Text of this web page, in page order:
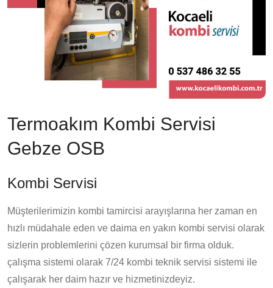
Termoakım Kombi Servisi
Gebze OSB
Kombi Servisi
Müşterilerimizin kombi tamircisi arayışlarına her zaman en
hızlı müdahale eden ve daima en yakın kombi servisi olarak
sizlerin problemlerini çözen kurumsal bir firma olduk.
çalışma sistemi olarak 7/24 kombi teknik servisi sistemi ile
çalışarak her daim hazır ve hizmetinizdeyiz.